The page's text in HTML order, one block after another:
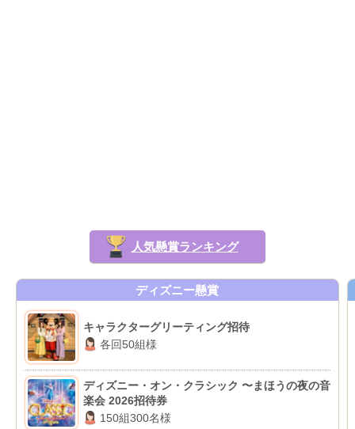
人気懸賞ランキング
ディズニー懸賞
キャラクターグリーティング招待
各回50組様
ディズニー・オン・クラシック 〜まほうの夜の音
楽会 2026招待券
150組300名様